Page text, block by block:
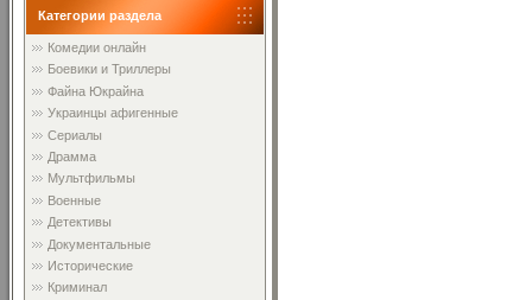
Категории раздела
Комедии онлайн
Боевики и Триллеры
Файна Юкрайна
Украинцы афигенные
Сериалы
Драмма
Мультфильмы
Военные
Детективы
Документальные
Исторические
Криминал